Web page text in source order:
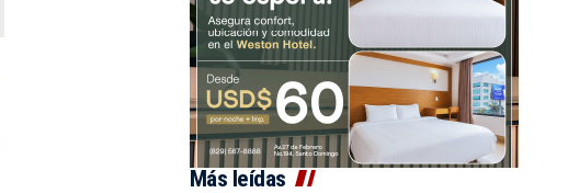
Más leídas